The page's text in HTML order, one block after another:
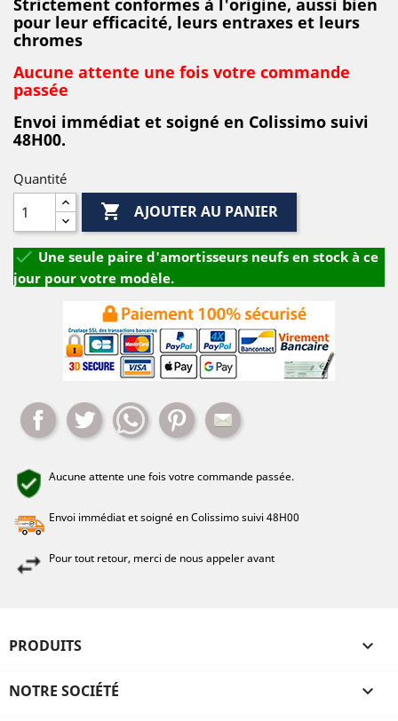
Strictement conformes à l'origine, aussi bien
pour leur efficacité, leurs entraxes et leurs
chromes
Aucune attente une fois votre commande
passée
Envoi immédiat et soigné en Colissimo suivi
48H00.
Quantité
 AJOUTER AU PANIER
 Une seule paire d'amortisseurs neufs en stock à ce
jour pour votre modèle.
Partager Tweet WhatsappPinterest
Aucune attente une fois votre commande passée.
Envoi immédiat et soigné en Colissimo suivi 48H00
Pour tout retour, merci de nous appeler avant
PRODUITS 
NOTRE SOCIÉTÉ 